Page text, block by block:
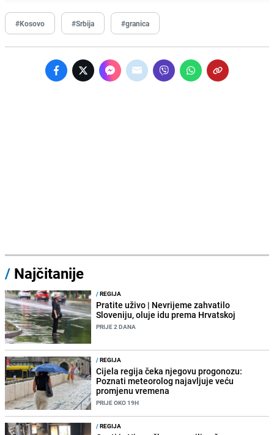
#Kosovo #Srbija #granica
/ Najčitanije
/REGIJA
Pratite uživo | Nevrijeme zahvatilo
Sloveniju, oluje idu prema Hrvatskoj
PRIJE 2 DANA
/REGIJA
Cijela regija čeka njegovu progonozu:
Poznati meteorolog najavljuje veću
promjenu vremena
PRIJE OKO 19H
/REGIJA